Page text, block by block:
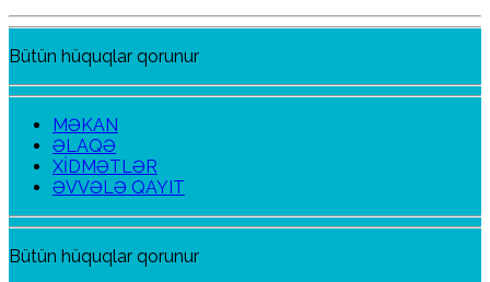
Bütün hüquqlar qorunur
MƏKAN
ƏLAQƏ
XİDMƏTLƏR
ƏVVƏLƏ QAYIT
Bütün hüquqlar qorunur